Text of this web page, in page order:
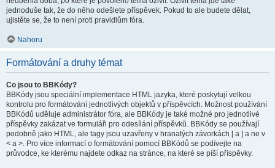
jednoduše tak, že do něho odešlete příspěvek. Pokud to ale budete dělat,
ujistěte se, že to není proti pravidlům fóra.
Nahoru
Formátování a druhy témat
Co jsou to BBKódy?
BBKódy jsou speciální implementace HTML jazyka, které poskytují velkou
kontrolu pro formátování jednotlivých objektů v příspěvcích. Možnost používání
BBKódů uděluje administrátor fóra, ale BBKódy je také možné pro jednotlivé
příspěvky zakázat ve formuláři pro odesílání příspěvků. BBKódy se používají
podobně jako HTML, ale tagy jsou uzavřeny v hranatých závorkách [ a ] a ne v
< a >. Pro více informací o formátování pomocí BBKódů se podívejte na
průvodce, ke kterému najdete odkaz na stránce, na které se píší příspěvky.